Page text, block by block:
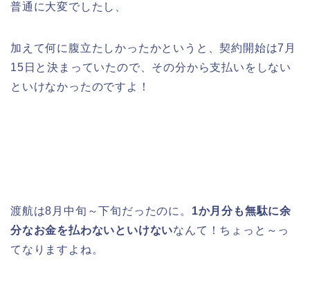
普通に大変でしたし、
加えて何に腹立たしかったかというと、契約開始は7月
15日と決まっていたので、その分から支払いをしない
といけなかったのですよ！
渡航は8月中旬～下旬だったのに。 1か月分も無駄に余
分なお金を払わないといけないなんて！ちょっと～っ
てなりますよね。